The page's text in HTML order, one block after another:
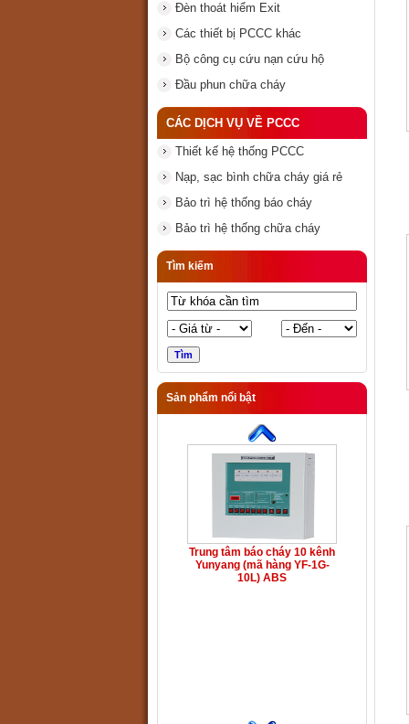
Đèn thoát hiểm Exit
Các thiết bị PCCC khác
Bộ công cụ cứu nạn cứu hộ
Đầu phun chữa cháy
CÁC DỊCH VỤ VỀ PCCC
Thiết kế hệ thống PCCC
Nạp, sạc bình chữa cháy giá rẻ
Bảo trì hệ thống báo cháy
Bảo trì hệ thống chữa cháy
Tìm kiếm
Sản phẩm nổi bật
Trung tâm báo cháy 10 kênh
Yunyang (mã hàng YF-1G-
10L) ABS